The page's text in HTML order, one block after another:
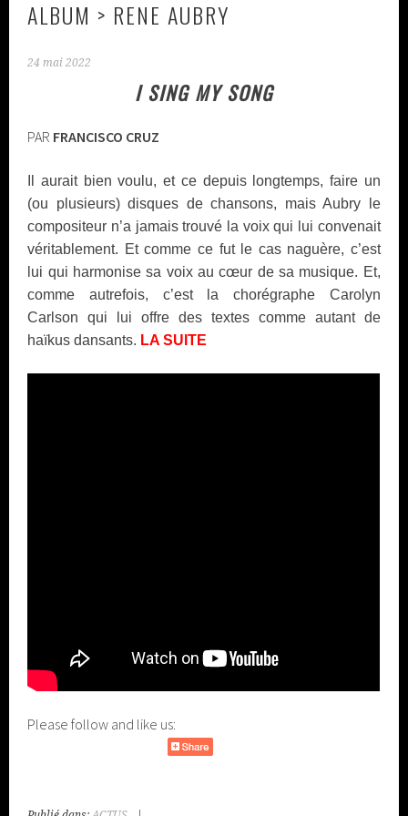
ALBUM > RENE AUBRY
24 mai 2022
I SING MY SONG
PAR FRANCISCO CRUZ
Il aurait bien voulu, et ce depuis longtemps, faire un
(ou plusieurs) disques de chansons, mais Aubry le
compositeur n’a jamais trouvé la voix qui lui convenait
véritablement. Et comme ce fut le cas naguère, c’est
lui qui harmonise sa voix au cœur de sa musique. Et,
comme autrefois, c’est la chorégraphe Carolyn
Carlson qui lui offre des textes comme autant de
haïkus dansants. LA SUITE
Please follow and like us: